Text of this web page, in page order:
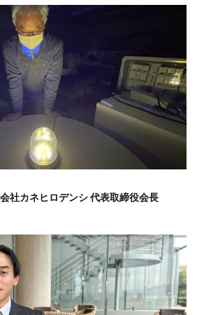
会社カネヒロデンシ 代表取締役会長